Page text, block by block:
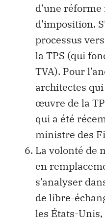
d’une
d’imposition.
processus
la TPS (qui
TVA). Pour
architectes
œuvre de la
qui a été
ministre des
La volonté de
en
s’analyser
de libre-
les États-